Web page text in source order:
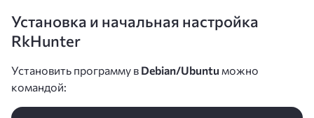
Установка и начальная настройка
RkHunter
Установить программу в Debian/Ubuntu можно
командой: